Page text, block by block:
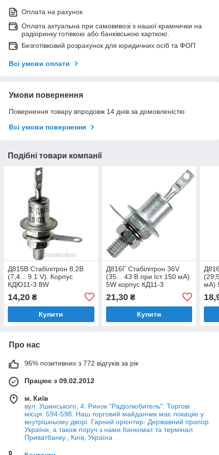
Оплата на рахунок
Оплата актуальна при самовивозі з нашої крамнички на
радіоринку готівкою або банківською карткою.
Безготівковий розрахунок для юридичних осіб та ФОП
Всі умови оплати
Умови повернення
Повернення товару впродовж 14 днів за домовленістю
Всі умови повернення
Подібні товари компанії
Д815В Стабілітрон 8,2В
(7,4... 9.1 V). Корпус
КДЮ11-3 8W
14,20 ₴
Купити
Д816Г Стабілітрон 36V
(35... 43 В при Iст 150 мА)
5W корпус КД11-3
21,30₴
Купити
мА)
Про нас
96% позитивних з 772 відгуків за рік
Працює з 09.02.2012
м. Київ
вул. Ушинського, 4. Ринок "Радіолюбитель". Торгові
місця: 594-598. Наш торговий майданчик має локацію у
внутрішньому дворі. Гарний орієнтир- Державний прапор
України, а також поруч з нами банкомат та термінал
Приватбанку., Київ, Україна